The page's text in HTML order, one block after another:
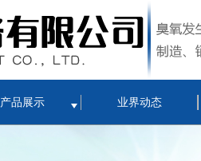
产品展示 业界动态